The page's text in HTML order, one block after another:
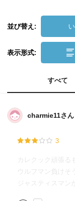
並び替え:
表示形式:
すべて
charmie11さん
3
カレクック頑張る
ウルフマン負けそ
ジャスティスマ